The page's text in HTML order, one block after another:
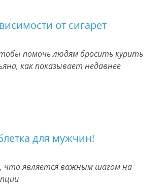
от сигарет
помочь людям бросить курить
как показывает недавнее
для мужчин!
что является важным шагом на